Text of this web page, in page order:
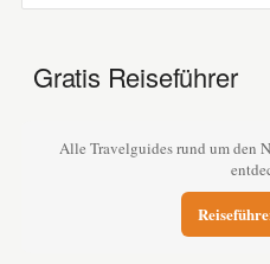
Gratis Reiseführer
Alle Travelguides rund um den